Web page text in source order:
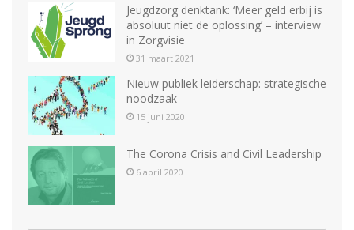
Jeugdzorg denktank: ‘Meer geld erbij is
absoluut niet de oplossing’ – interview
in Zorgvisie
31 maart 2021
Nieuw publiek leiderschap: strategische
noodzaak
15 juni 2020
The Corona Crisis and Civil Leadership
6 april 2020